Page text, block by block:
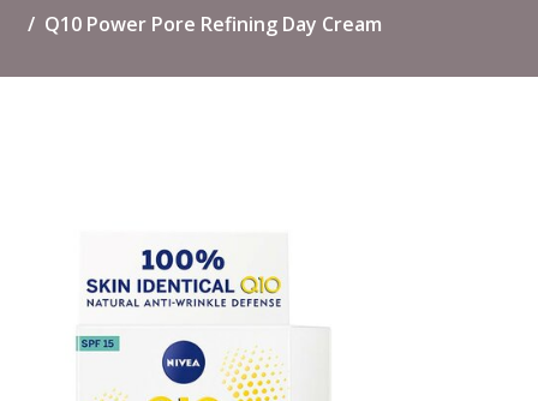
Q10 Power Pore Refining Day Cream